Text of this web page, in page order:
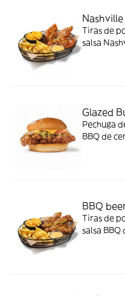
Tiras de
salsa
Glazed
Pechuga
BBQ de
BBQ
Tiras de
salsa BBQ